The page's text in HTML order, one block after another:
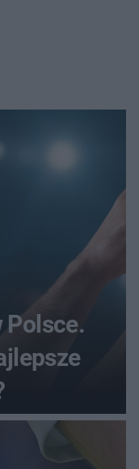
Polsce.